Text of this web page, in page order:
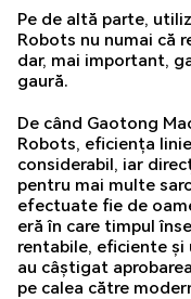
Pe de altă parte,
Robots nu numai că
dar, mai important,
gaură.
De când Gaotong
Robots, eficiența
considerabil, iar
pentru mai multe
efectuate fie de
eră în care timpul
rentabile, eficiente
au câștigat
pe calea către